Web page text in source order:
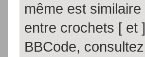
même est
entre crochets [ et
BBCode,